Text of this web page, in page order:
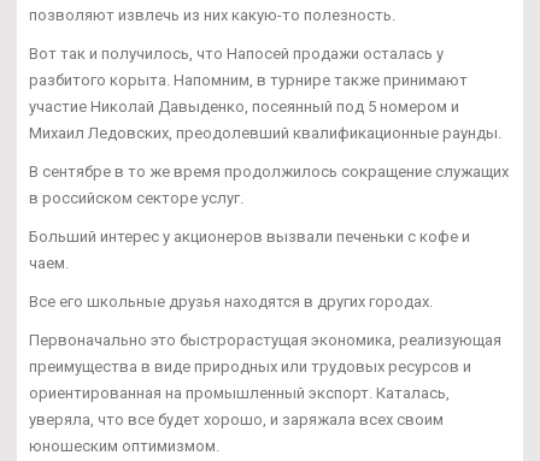
позволяют извлечь из них какую-то полезность.
Вот так и получилось, что Напосей продажи осталась у
разбитого корыта. Напомним, в турнире также принимают
участие Николай Давыденко, посеянный под 5 номером и
Михаил Ледовских, преодолевший квалификационные раунды.
В сентябре в то же время продолжилось сокращение служащих
в российском секторе услуг.
Больший интерес у акционеров вызвали печеньки с кофе и
чаем.
Все его школьные друзья находятся в других городах.
Первоначально это быстрорастущая экономика, реализующая
преимущества в виде природных или трудовых ресурсов и
ориентированная на промышленный экспорт. Каталась,
уверяла, что все будет хорошо, и заряжала всех своим
юношеским оптимизмом.